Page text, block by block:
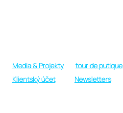
Perfektní organizace a
Media & Projekty
tour de putique
Klientský účet
Newsletters